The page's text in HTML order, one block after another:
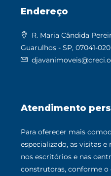
Endereço
R. Maria Cândida
Guarulhos - SP, 07041-020
Atendimento
Para oferecer mais
especializado, as visitas e
nos escritórios e nas
construtoras, conforme